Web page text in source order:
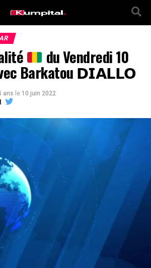
du Vendredi 10
Barkatou 𝗗𝗜𝗔𝗟𝗟𝗢
ans le 10 juin 2022